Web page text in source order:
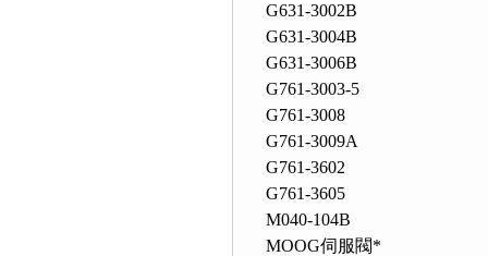
G631-3002B
G631-3004B
G631-3006B
G761-3003-5
G761-3008
G761-3009A
G761-3602
G761-3605
M040-104B
MOOG伺服閥*